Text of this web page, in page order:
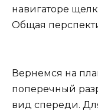
навигаторе
Общая
Вернемся на
поперечный
вид спереди.